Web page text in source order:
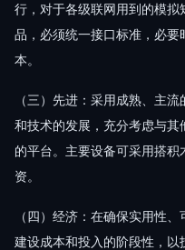
行，对于各级联网用到的模
品，必须统一接口标准，必
本。
（三）先进：采用成熟、主
和技术的发展，充分考虑与
的平台。主要设备可采用搭
资。
（四）经济：在确保实用性
建设成本和投入的阶段性，